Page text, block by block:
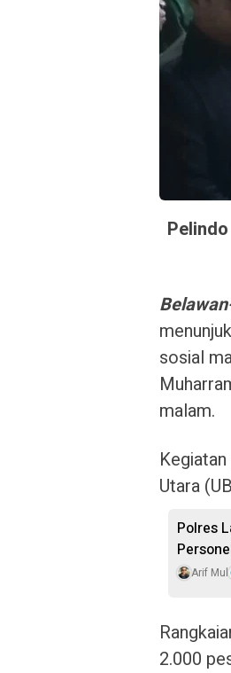
sosial
malam.
Utara
Polres
Arif Mul
2.000